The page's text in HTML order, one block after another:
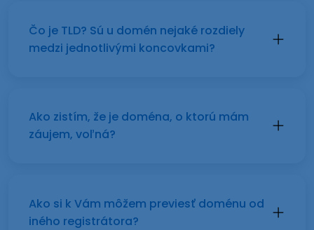
Čo je TLD? Sú u domén nejaké rozdiely
medzi jednotlivými koncovkami?
Ako zistím, že je doména, o ktorú mám
záujem, voľná?
Ako si k Vám môžem previesť doménu od
iného registrátora?